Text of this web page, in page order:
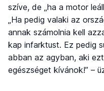
szíve, de „ha a motor
„Ha pedig valaki az
annak számolnia kell
kap infarktust. Ez pedig
abban az agyban, aki
egészséget kívánok!” –